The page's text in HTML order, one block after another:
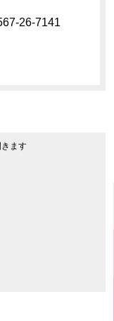
26-7141
ます